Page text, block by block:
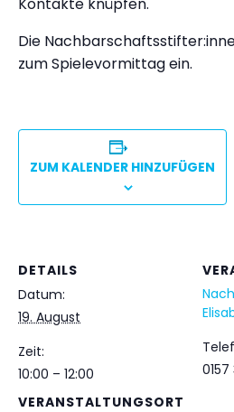
Die
zum Spielevormittag ein.
ZUM KALENDER HINZUFÜGEN
DETAILS
Datum:
19. August
Zeit:
10:00 – 12:00
VERANSTALTUNGSORT
0157